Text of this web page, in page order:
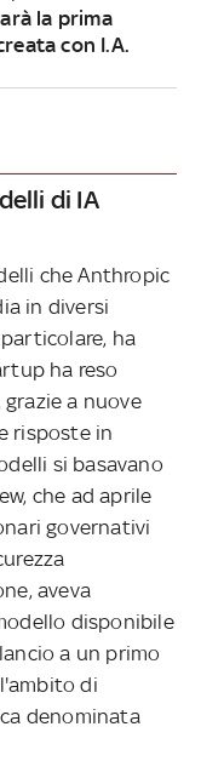
la prima
con I.A.
di IA
che Anthropic
in diversi
ha
ha reso
a nuove
risposte in
si basavano
che ad aprile
governativi
aveva
disponibile
a un primo
di
denominata